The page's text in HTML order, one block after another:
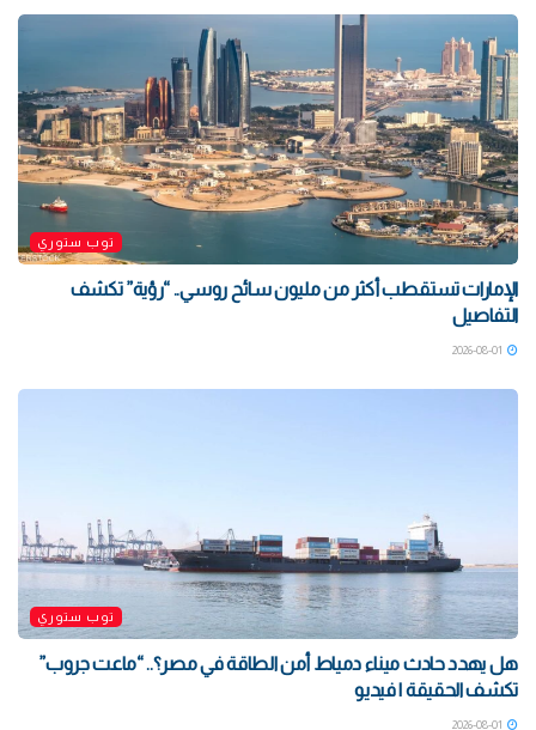
توب ستوري
الإمارات تستقطب أكثر من مليون سائح روسي.. “رؤية” تكشف
التفاصيل
توب ستوري
هل يهدد حادث ميناء دمياط أمن الطاقة في مصر؟.. “ماعت جروب”
تكشف الحقيقة | فيديو